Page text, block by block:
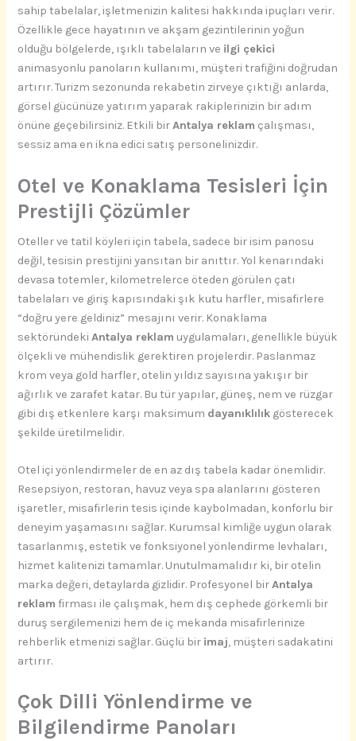
sahip tabelalar, işletmenizin kalitesi hakkında ipuçları verir.
Özellikle gece hayatının ve akşam gezintilerinin yoğun
olduğu bölgelerde, ışıklı tabelaların ve ilgi çekici
animasyonlu panoların kullanımı, müşteri trafiğini doğrudan
artırır. Turizm sezonunda rekabetin zirveye çıktığı anlarda,
görsel gücünüze yatırım yaparak rakiplerinizin bir adım
önüne geçebilirsiniz. Etkili birAntalya reklam çalışması,
sessiz ama en ikna edici satış personelinizdir.
Otel ve Konaklama Tesisleri İçin
Prestijli Çözümler
Oteller ve tatil köyleri için tabela, sadece bir isim panosu
değil, tesisin prestijini yansıtan bir anıttır. Yol kenarındaki
devasa totemler, kilometrelerce öteden görülen çatı
tabelaları ve giriş kapısındaki şık kutu harfler, misafirlere
“doğru yere geldiniz” mesajını verir. Konaklama
sektöründekiAntalya reklam uygulamaları, genellikle büyük
ölçekli ve mühendislik gerektiren projelerdir. Paslanmaz
krom veya gold harfler, otelin yıldız sayısına yakışır bir
ağırlık ve zarafet katar. Bu tür yapılar, güneş, nem ve rüzgar
gibi dış etkenlere karşı maksimum dayanıklılık gösterecek
şekilde üretilmelidir.
Otel içi yönlendirmeler de en az dış tabela kadar önemlidir.
Resepsiyon, restoran, havuz veya spa alanlarını gösteren
işaretler, misafirlerin tesis içinde kaybolmadan, konforlu bir
deneyim yaşamasını sağlar. Kurumsal kimliğe uygun olarak
tasarlanmış, estetik ve fonksiyonel yönlendirme levhaları,
hizmet kalitenizi tamamlar. Unutulmamalıdır ki, bir otelin
marka değeri, detaylarda gizlidir. Profesyonel birAntalya
reklam firması ile çalışmak, hem dış cephede görkemli bir
duruş sergilemenizi hem de iç mekanda misafirlerinize
rehberlik etmenizi sağlar. Güçlü bir imaj, müşteri sadakatini
artırır.
Çok Dilli Yönlendirme ve
Bilgilendirme Panoları